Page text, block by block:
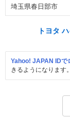
埼玉県春日部市
トヨタ
Yahoo! JAPAN IDで
きるようになります。